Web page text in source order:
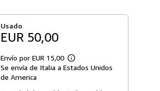
Usado
EUR 50,00
Envío por EUR 15,00
Más
información
Se envía de Italia a Estados Unidos
de America